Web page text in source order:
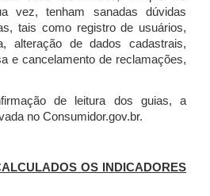
vez, tenham sanadas dúvidas
tais como registro de usuários,
alteração de dados cadastrais,
e cancelamento de reclamações,
de leitura dos guias, a
no Consumidor.gov.br.
OS INDICADORES